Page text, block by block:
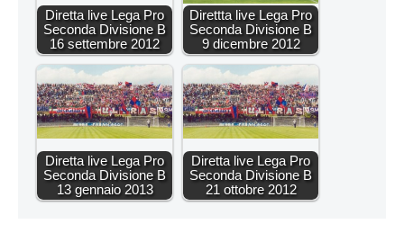
Diretta live Lega Pro
Seconda Divisione B
16 settembre 2012
Direttta live Lega Pro
Seconda Divisione B
9 dicembre 2012
Diretta live Lega Pro
Seconda Divisione B
13 gennaio 2013
Diretta live Lega Pro
Seconda Divisione B
21 ottobre 2012